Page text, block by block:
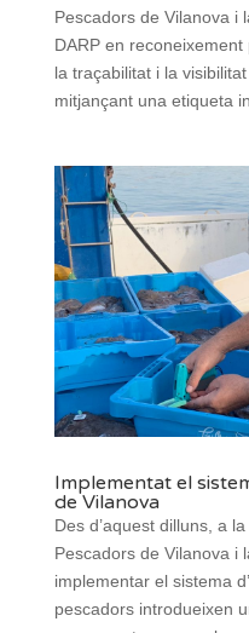
Pescadors de Vilanova i
DARP en
la traçabilitat i la
mitjançant una etiqueta
Implementat el
de Vilanova
Des d’aquest dilluns, a
Pescadors de Vilanova i
implementar el sistema
pescadors introdueixen